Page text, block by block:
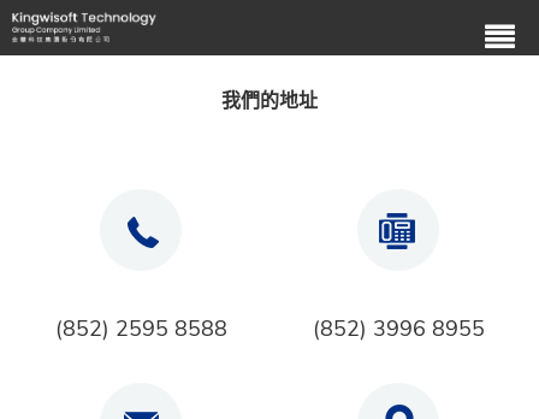
我們的地址
(852) 2595 8588 (852) 3996 8955